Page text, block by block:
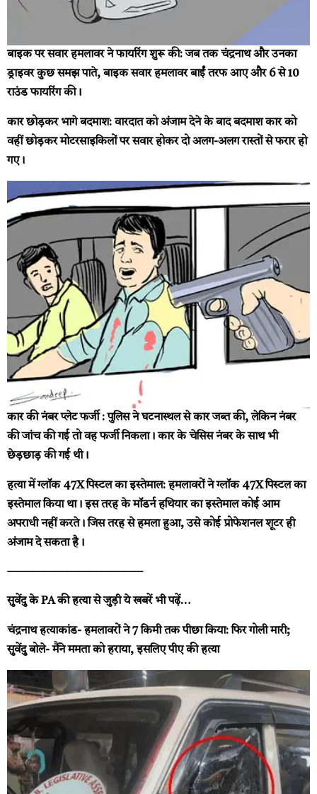
बाइक पर सवार हमलावर ने फायरिंग शुरू की:जब तक चंद्रनाथ और उनका
ड्राइवर कुछ समझ पाते, बाइक सवार हमलावर बाईं तरफ आए और 6 से 10
राउंड फायरिंग की।
कार छोड़कर भागे बदमाश: वारदात को अंजाम देने के बाद बदमाश कार को
वहीं छोड़कर मोटरसाइकिलों पर सवार होकर दो अलग-अलग रास्तों से फरार हो
गए।
कार की नंबर प्लेट फर्जी :पुलिस ने घटनास्थल से कार जब्त की, लेकिन नंबर
की जांच की गई तो वह फर्जी निकला। कार के चेसिस नंबर के साथ भी
छेड़छाड़ की गई थी।
हत्या में ग्लॉक 47X पिस्टल का इस्तेमाल:हमलावरों ने ग्लॉक 47X पिस्टल का
इस्तेमाल किया था। इस तरह के मॉडर्न हथियार का इस्तेमाल कोई आम
अपराधी नहीं करते। जिस तरह से हमला हुआ, उसे कोई प्रोफेशनल शूटर ही
अंजाम दे सकता है।
————————————
सुवेंदु के PA की हत्या से जुड़ी ये खबरें भी पढ़ें…
चंद्रनाथ हत्याकांड- हमलावरों ने 7 किमी तक पीछा किया: फिर गोली मारी;
सुवेंदु बोले- मैंने ममता को हराया, इसलिए पीए की हत्या